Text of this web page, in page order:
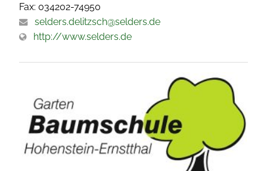
Fax: 034202-74950
selders.delitzsch@selders.de
http://www.selders.de